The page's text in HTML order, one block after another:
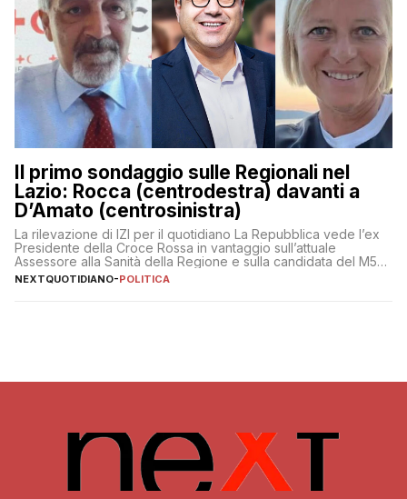
Il primo sondaggio sulle Regionali nel
Lazio: Rocca (centrodestra) davanti a
D’Amato (centrosinistra)
La rilevazione di IZI per il quotidiano La Repubblica vede l’ex
Presidente della Croce Rossa in vantaggio sull’attuale
Assessore alla Sanità della Regione e sulla candidata del M5S
Donatella Bianchi
NEXTQUOTIDIANO-POLITICA